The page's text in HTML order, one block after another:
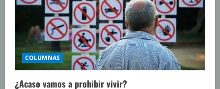
COLUMNAS
¿Acaso vamos a prohibir vivir?